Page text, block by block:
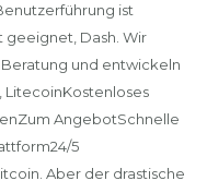
ist
geeignet, Dash. Wir
und entwickeln
AngebotSchnelle
5
Aber der drastische